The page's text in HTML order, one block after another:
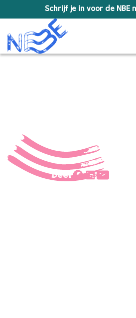
Schrijf je in voor de NBE
Deel